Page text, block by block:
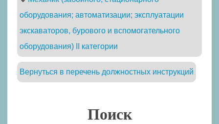
оборудования; автоматизации; эксплуатации
экскаваторов, бурового и вспомогательного
оборудования) II категории
Вернуться в перечень должностных инструкций
Поиск